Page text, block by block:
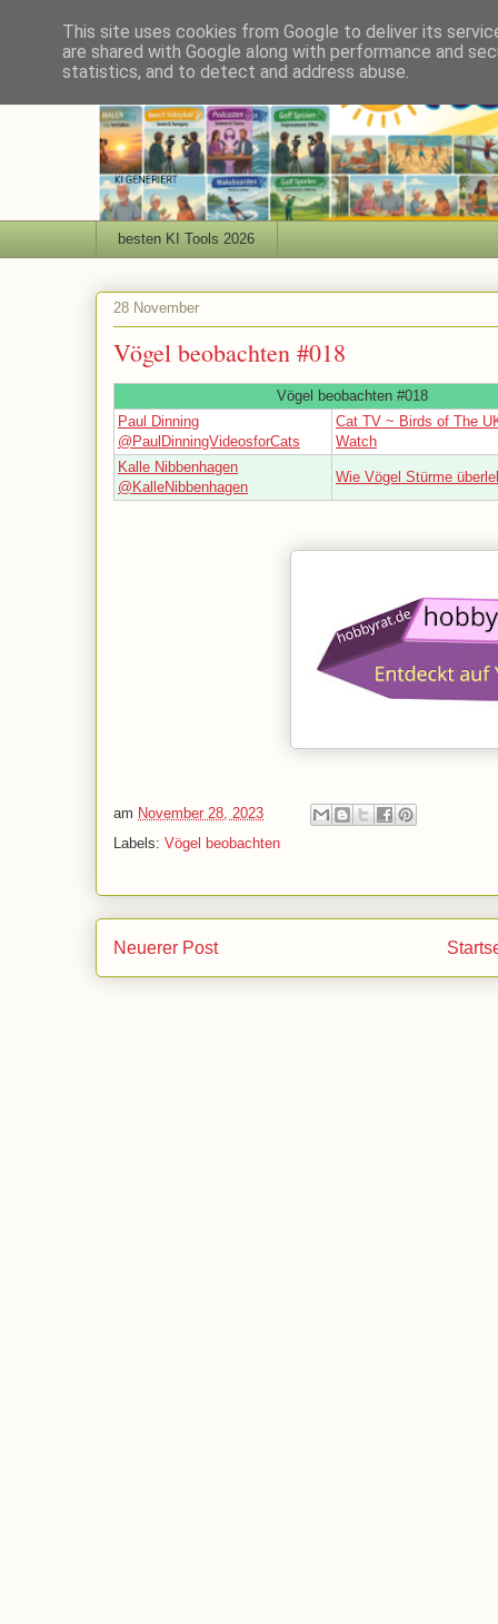
besten KI Tools 2026
28 November
Vögel beobachten #018
Vögel beobachten #018
Paul Dinning
@PaulDinningVideosforCats
Cat TV ~ Birds of The
Watch
Kalle Nibbenhagen
@KalleNibbenhagen
Wie Vögel Stürme
am November 28, 2023
Labels: Vögel beobachten
Neuerer Post
This site uses cookies from Google to deliver its
are shared with Google along with performance and
statistics, and to detect and address abuse.